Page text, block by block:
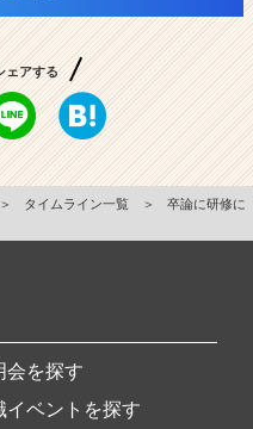
ェアする
＞ タイムライン一覧 ＞
卒論に研修に
会を探す
イベントを探す